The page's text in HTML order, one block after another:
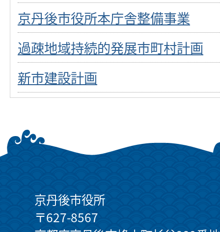
京丹後市役所本庁舎整備事業
過疎地域持続的発展市町村計画
新市建設計画
京丹後市役所
〒627-8567